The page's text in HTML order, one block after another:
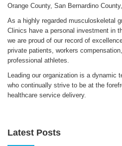
Orange County, San Bernardino
As a highly regarded musculoskeletal
Clinics have a personal investment in
we are proud of our record of
private patients, workers
professional athletes.
Leading our organization is a dynamic
who continually strive to be at the
healthcare service delivery.
Latest Posts